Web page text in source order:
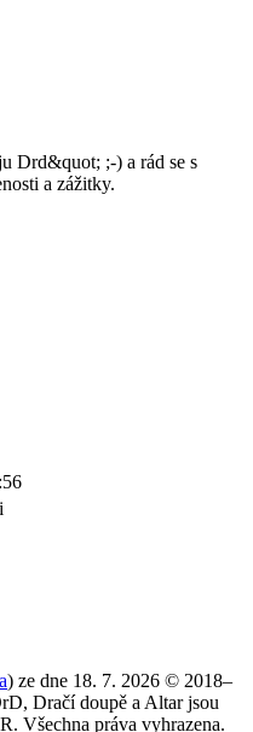
Drd&quot; ;-) a rád se s
a zážitky.
) ze dne 18. 7. 2026 © 2018–
Dračí doupě a Altar jsou
Všechna práva vyhrazena.